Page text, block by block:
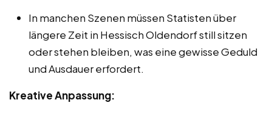
In manchen Szenen müssen Statisten über
längere Zeit in Hessisch Oldendorf still sitzen
oder stehen bleiben, was eine gewisse Geduld
und Ausdauer erfordert.
Kreative Anpassung: